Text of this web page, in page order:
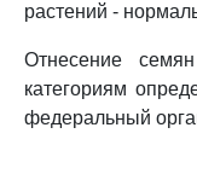
растений -
Отнесение
категориям
федеральный